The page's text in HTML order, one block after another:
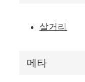
살거리
메타